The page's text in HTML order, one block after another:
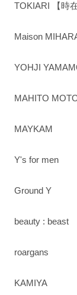
TOKIARI 【時在
Maison
YOHJI
MAHITO
MAYKAM
Y's for men
Ground Y
beauty : beast
roargans
KAMIYA